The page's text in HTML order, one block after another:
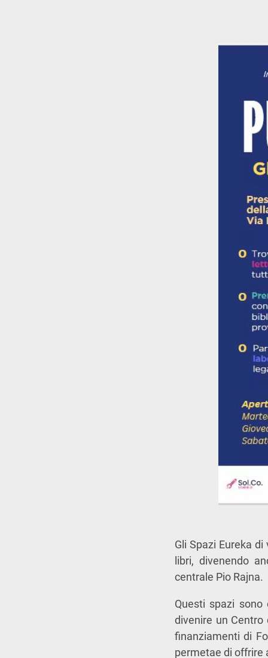
Gli Spazi Eureka
libri, divenendo
centrale Pio Rajna.
Questi spazi
divenire un Centro
finanziamenti di
permetae di offrire